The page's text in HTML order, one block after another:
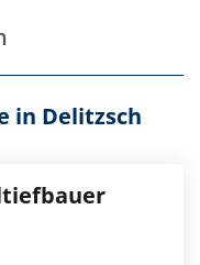
in Delitzsch